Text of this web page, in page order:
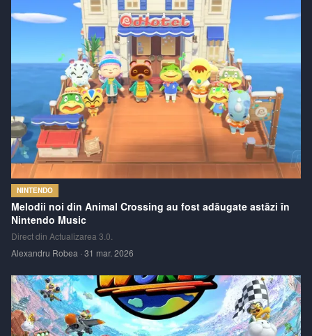
NINTENDO
Melodii noi din Animal Crossing au fost adăugate astăzi în
Nintendo Music
Direct din Actualizarea 3.0.
Alexandru Robea · 31 mar. 2026